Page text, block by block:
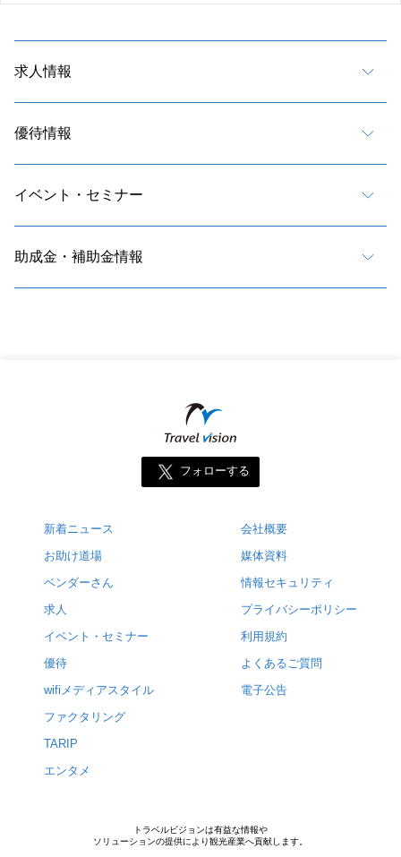
求人情報
優待情報
イベント・セミナー
助成金・補助金情報
フォローする
新着ニュース
お助け道場
ベンダーさん
求人
イベント・セミナー
優待
wifiメディアスタイル
ファクタリング
TARIP
エンタメ
会社概要
媒体資料
情報セキュリティ
プライバシーポリシー
利用規約
よくあるご質問
電子公告
トラベルビジョンは有益な情報や
ソリューションの提供により観光産業へ貢献します。